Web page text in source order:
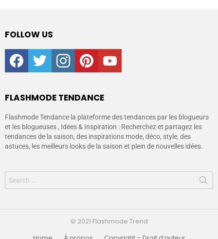
FOLLOW US
facebooktwitter instagrampinterestyoutube
FLASHMODE TENDANCE
Flashmode Tendance la plateforme des tendances par les blogueurs
et les blogueuses , Idées & Inspiration : Recherchez et partagez les
tendances de la saison, des inspirations mode, déco, style, des
astuces, les meilleurs looks de la saison et plein de nouvelles idées.
© 2021 Flashmode Trend